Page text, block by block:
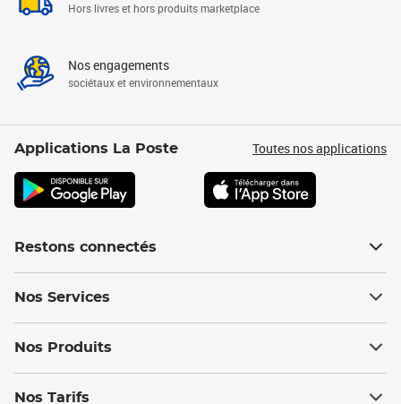
Hors livres et hors produits marketplace
Nos engagements
sociétaux et environnementaux
Applications La Poste Toutes nos applications
Restons connectés
Nos Services
Nos Produits
Nos Tarifs